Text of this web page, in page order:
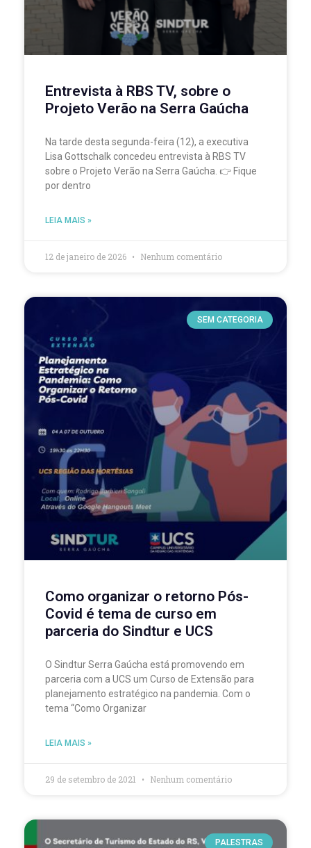
Entrevista à RBS TV, sobre o
Projeto Verão na Serra Gaúcha
Na tarde desta segunda-feira (12), a executiva
Lisa Gottschalk concedeu entrevista à RBS TV
sobre o Projeto Verão na Serra Gaúcha. 👉 Fique
por dentro
LEIA MAIS »
12 de janeiro de 2026 Nenhum comentário
SEM CATEGORIA
Como organizar o retorno Pós-
Covid é tema de curso em
parceria do Sindtur e UCS
O Sindtur Serra Gaúcha está promovendo em
parceria com a UCS um Curso de Extensão para
planejamento estratégico na pandemia. Com o
tema “Como Organizar
LEIA MAIS »
29 de setembro de 2021 Nenhum comentário
PALESTRAS